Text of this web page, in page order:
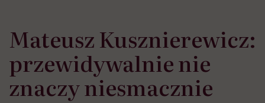
Mateusz Kusznierewicz:
przewidywalnie nie
znaczy niesmacznie